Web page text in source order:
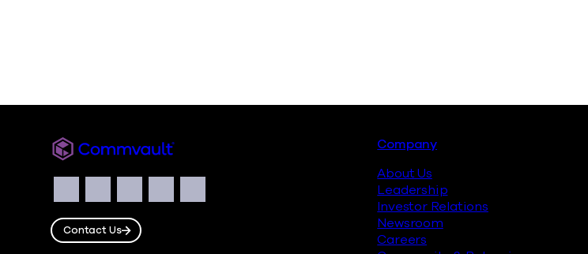
Commvault
Social
Facebook
Instagram
LinkedIn
TwitterYouTube
Contact Us
Footer
Company
About Us
Leadership
Investor Relations
Newsroom
Careers